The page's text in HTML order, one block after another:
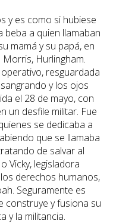
y es como si hubiese
beba a quien llamaban
mamá y su papá, en
Morris, Hurlingham.
resguardada
y los ojos
el 28 de mayo, con
un desfile militar. Fue
se dedicaba a
que se llamaba
de salvar al
Vicky, legisladora
derechos humanos,
Seguramente es
construye y fusiona su
y la militancia.